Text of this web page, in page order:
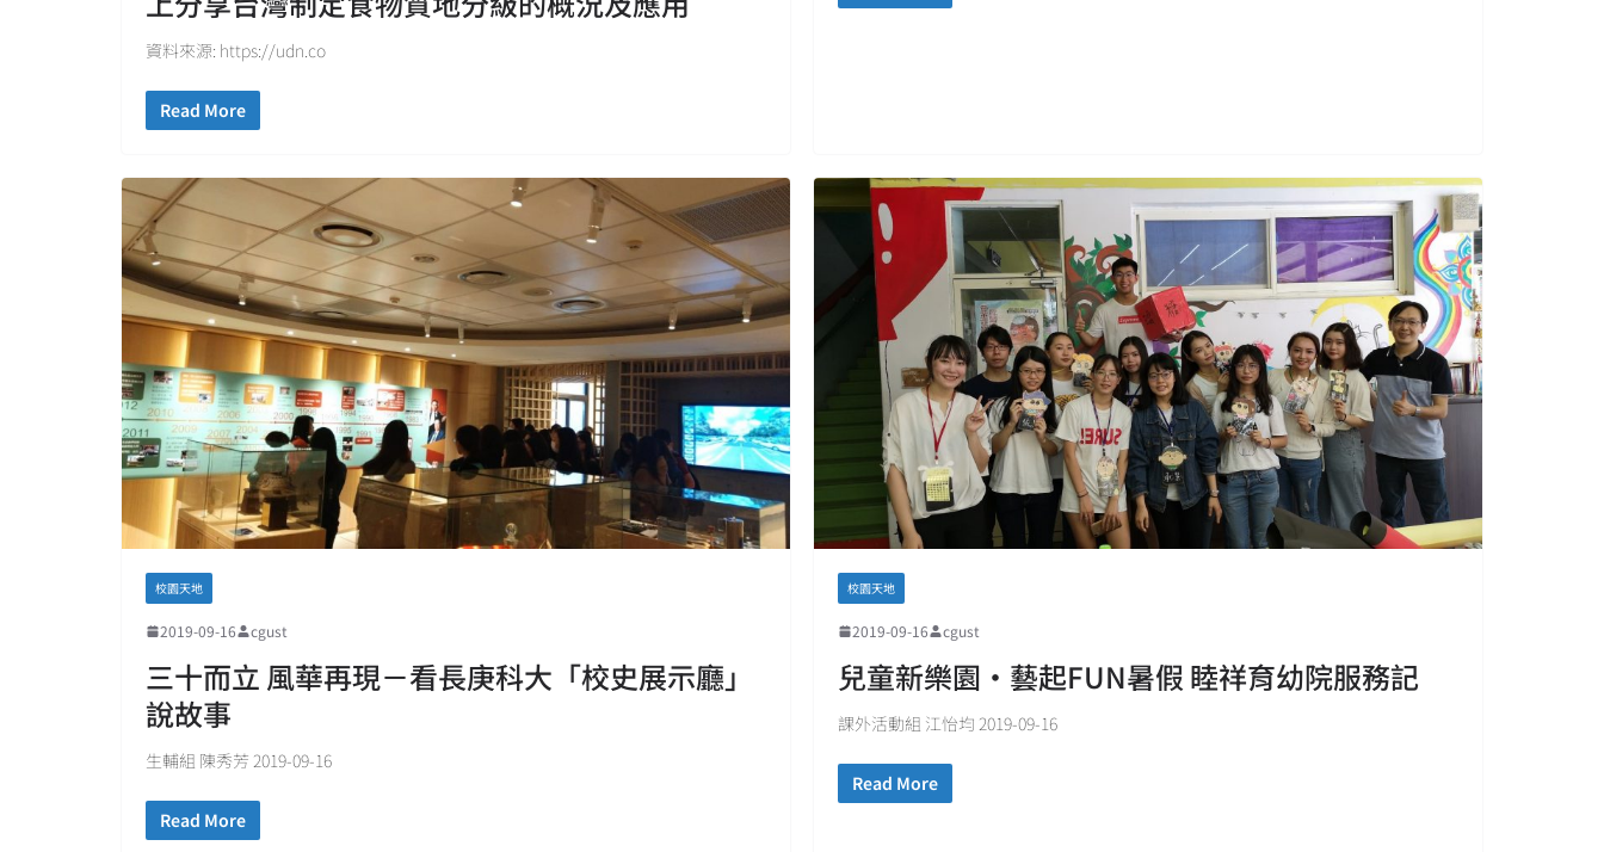
資料來源: https://udn.co
Read More
校園天地
2019-09-16 cgust
三十而立 風華再現－看長庚科大「校史展示廳」
說故事
生輔組 陳秀芳 2019-09-16
Read More
校園天地
2019-09-16 cgust
兒童新樂園‧藝起FUN暑假 睦祥育幼院服務記
課外活動組 江怡均 2019-09-16
Read More